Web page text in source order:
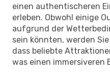
einen authentischeren
erleben. Obwohl einige
aufgrund der
sein könnten, werden
dass beliebte
was einen immersiveren